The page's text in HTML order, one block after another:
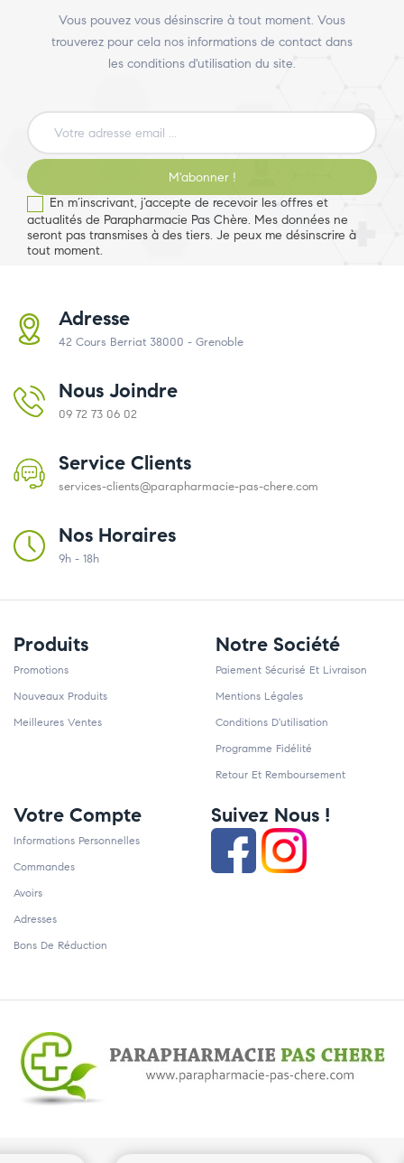
Vous pouvez vous désinscrire à tout moment. Vous
trouverez pour cela nos informations de contact dans
les conditions d'utilisation du site.
M'abonner !
En m’inscrivant, j’accepte de recevoir les offres et
actualités de Parapharmacie Pas Chère. Mes données ne
seront pas transmises à des tiers. Je peux me désinscrire à
tout moment.
Adresse
42 Cours Berriat 38000 - Grenoble
Nous Joindre
09 72 73 06 02
Service Clients
services-clients@parapharmacie-pas-chere.com
Nos Horaires
9h - 18h
Produits
Promotions
Nouveaux Produits
Meilleures Ventes
Notre Société
Paiement Sécurisé Et Livraison
Mentions Légales
Conditions D'utilisation
Programme Fidélité
Retour Et Remboursement
Votre Compte
Informations Personnelles
Commandes
Avoirs
Adresses
Bons De Réduction
Suivez Nous !